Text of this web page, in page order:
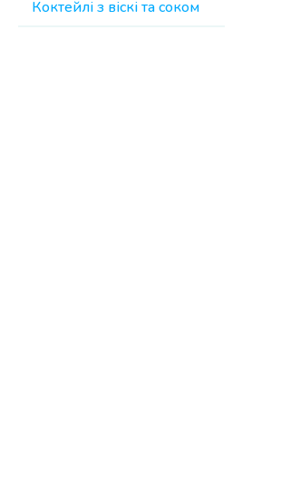
Коктейлі з віскі та соком